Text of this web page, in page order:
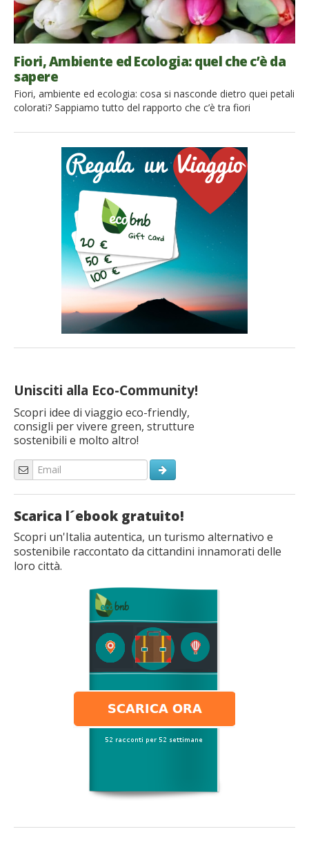
Unisciti alla Eco-Community!
Scopri idee di viaggio eco-friendly,
consigli per vivere green, strutture
sostenibili e molto altro!
Scarica l´ebook gratuito!
Scopri un'Italia autentica, un turismo alternativo e
sostenibile raccontato da cittandini innamorati delle
loro città.
Fiori, Ambiente ed Ecologia: quel che c’è da
sapere
Fiori, ambiente ed ecologia: cosa si nasconde dietro quei petali
colorati? Sappiamo tutto del rapporto che c’è tra fiori
è un gesto comune in tutte le culture del mondo; infatti spesso
vengono donati al proprio amore, alla propria madre, fratello o
collega. Le occasioni nelle quali un mazzo […]